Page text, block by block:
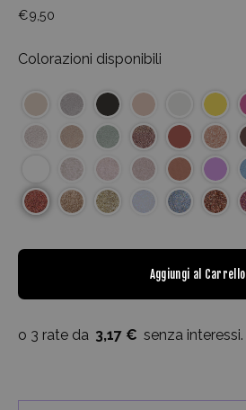
€9,50
Colorazioni disponibili
Aggiungi al Carrello
3,17 €